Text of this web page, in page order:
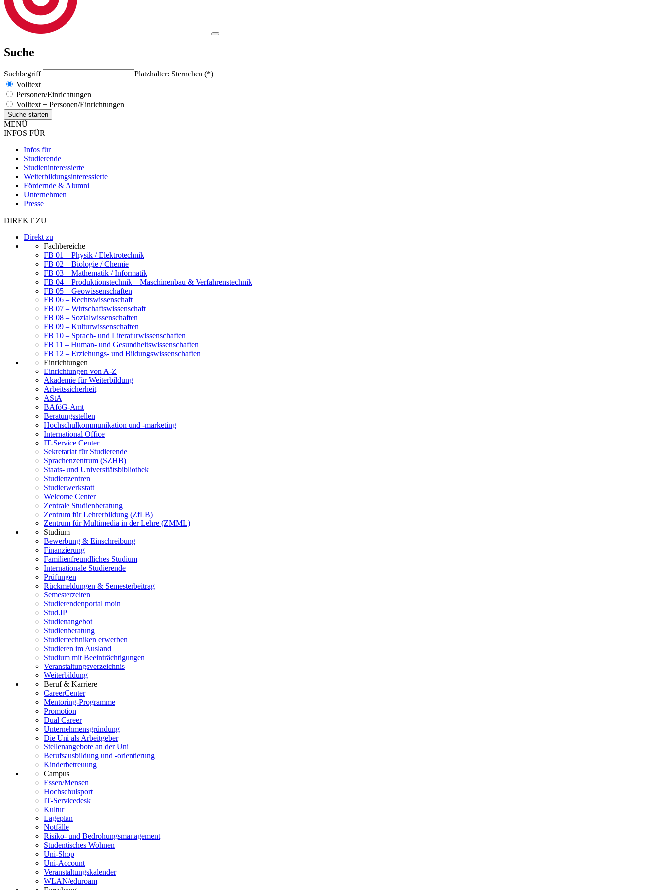
Suche
Suchbegriff
Platzhalter: Sternchen (*)
Volltext
Personen/Einrichtungen
Volltext + Personen/Einrichtungen
MENÜ
INFOS FÜR
Infos für
Studierende
Studieninteressierte
Weiterbildungsinteressierte
Fördernde & Alumni
Unternehmen
Presse
DIREKT ZU
Direkt zu
Fachbereiche
FB 01 – Physik / Elektrotechnik
FB 02 – Biologie / Chemie
FB 03 – Mathematik / Informatik
FB 04 – Produktionstechnik – Maschinenbau & Verfahrenstechnik
FB 05 – Geowissenschaften
FB 06 – Rechtswissenschaft
FB 07 – Wirtschaftswissenschaft
FB 08 – Sozialwissenschaften
FB 09 – Kulturwissenschaften
FB 10 – Sprach- und Literaturwissenschaften
FB 11 – Human- und Gesundheitswissenschaften
FB 12 – Erziehungs- und Bildungswissenschaften
Einrichtungen
Einrichtungen von A-Z
Akademie für Weiterbildung
Arbeitssicherheit
AStA
BAföG-Amt
Beratungsstellen
Hochschulkommunikation und -marketing
International Office
IT-Service Center
Sekretariat für Studierende
Sprachenzentrum (SZHB)
Staats- und Universitätsbibliothek
Studienzentren
Studierwerkstatt
Welcome Center
Zentrale Studienberatung
Zentrum für Lehrerbildung (ZfLB)
Zentrum für Multimedia in der Lehre (ZMML)
Studium
Bewerbung & Einschreibung
Finanzierung
Familienfreundliches Studium
Internationale Studierende
Prüfungen
Rückmeldungen & Semesterbeitrag
Semesterzeiten
Studierendenportal moin
Stud.IP
Studienangebot
Studienberatung
Studiertechniken erwerben
Studieren im Ausland
Studium mit Beeinträchtigungen
Veranstaltungsverzeichnis
Weiterbildung
Beruf & Karriere
CareerCenter
Mentoring-Programme
Promotion
Dual Career
Unternehmensgründung
Die Uni als Arbeitgeber
Stellenangebote an der Uni
Berufsausbildung und -orientierung
Kinderbetreuung
Campus
Essen/Mensen
Hochschulsport
IT-Servicedesk
Kultur
Lageplan
Notfälle
Risiko- und Bedrohungsmanagement
Studentisches Wohnen
Uni-Shop
Uni-Account
Veranstaltungskalender
WLAN/eduroam